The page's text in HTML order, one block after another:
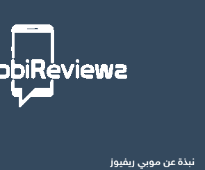
نبذة عن موبي ريفيوز